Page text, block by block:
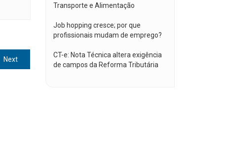
NextNext
post:
Transporte e Alimentação
Job hopping cresce; por que
profissionais mudam de emprego?
CT-e: Nota Técnica altera exigência
de campos da Reforma Tributária